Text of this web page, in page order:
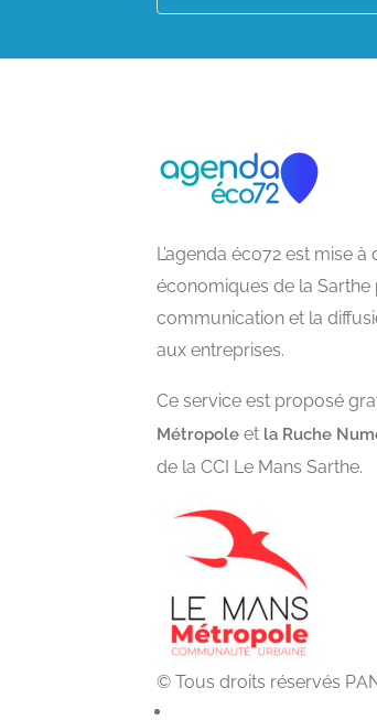
L’agenda éco72 est mise
économiques de la Sarthe
communication et la
aux entreprises.
Ce service est proposé
Métropole et la Ruche
de la CCI Le Mans Sarthe.
© Tous droits réservés